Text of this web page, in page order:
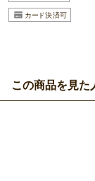
この商品を見た